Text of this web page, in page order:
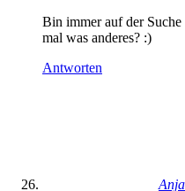
Bin immer auf der
mal was anderes? :)
Antworten
Anja